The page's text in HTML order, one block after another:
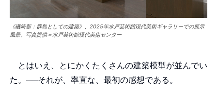
《磯崎新：群島としての建築》、2025年水戸芸術館現代美術ギャラリーでの展示
風景。写真提供＝水戸芸術館現代美術センター
とはいえ、とにかくたくさんの建築模型が並んでい
た。──それが、率直な、最初の感想である。